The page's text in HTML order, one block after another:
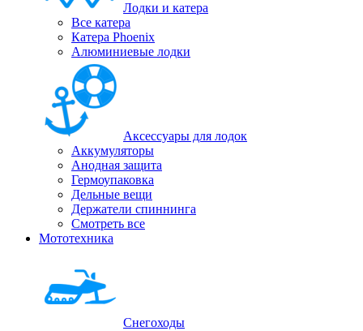
Лодки и катера
Все катера
Катера Phoenix
Алюминиевые лодки
Аксессуары для лодок
Аккумуляторы
Анодная защита
Гермоупаковка
Дельные вещи
Держатели спиннинга
Смотреть все
Мототехника
Снегоходы